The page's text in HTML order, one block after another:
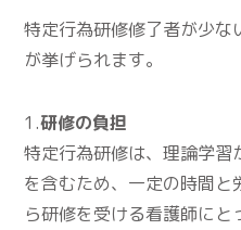
特定行為研修修了者が少な
が挙げられます。
1.研修の負担
特定行為研修は、理論学習
を含むため、一定の時間と
ら研修を受ける看護師に